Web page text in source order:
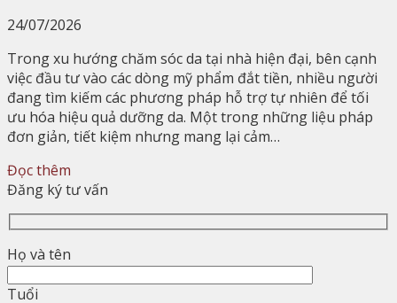
24/07/2026
Trong xu hướng chăm sóc da tại nhà hiện đại, bên cạnh
việc đầu tư vào các dòng mỹ phẩm đắt tiền, nhiều người
đang tìm kiếm các phương pháp hỗ trợ tự nhiên để tối
ưu hóa hiệu quả dưỡng da. Một trong những liệu pháp
đơn giản, tiết kiệm nhưng mang lại cảm…
Đọc thêm
Đăng ký tư vấn
Họ và tên
Tuổi